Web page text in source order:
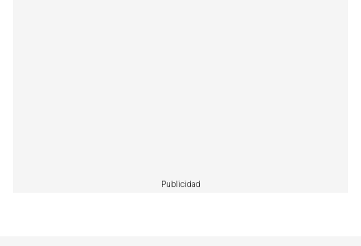
Publicidad